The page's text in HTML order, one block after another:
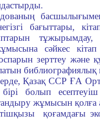
бағыттары,
сәйкес
зерттеу және
Қазақ ССР ҒА
болып
жұмысын қолға
қоғамдағы